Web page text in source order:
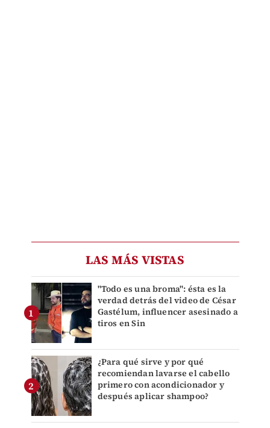
LAS MÁS VISTAS
"Todo es una broma": ésta es la
verdad detrás del video de César
Gastélum, influencer asesinado a
tiros en Sin
¿Para qué sirve y por qué
recomiendan lavarse el cabello
primero con acondicionador y
después aplicar shampoo?